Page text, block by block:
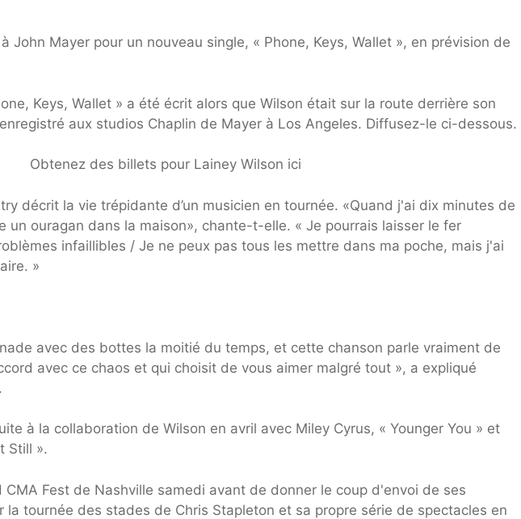
John Mayer pour un nouveau single, « Phone, Keys, Wallet », en prévision de
Keys, Wallet » a été écrit alors que Wilson était sur la route derrière son
aux studios Chaplin de Mayer à Los Angeles. Diffusez-le ci-dessous.
Obtenez des billets pour Lainey Wilson ici
décrit la vie trépidante d’un musicien en tournée. «Quand j'ai dix minutes de
un ouragan dans la maison», chante-t-elle. « Je pourrais laisser le fer
infaillibles / Je ne peux pas tous les mettre dans ma poche, mais j'ai
»
avec des bottes la moitié du temps, et cette chanson parle vraiment de
avec ce chaos et qui choisit de vous aimer malgré tout », a expliqué
à la collaboration de Wilson en avril avec Miley Cyrus, « Younger You » et
Still ».
Fest de Nashville samedi avant de donner le coup d'envoi de ses
la tournée des stades de Chris Stapleton et sa propre série de spectacles en